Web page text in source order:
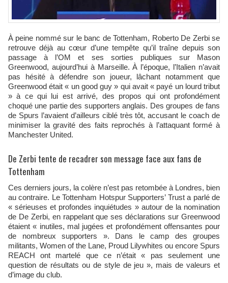
À peine nommé sur le banc de Tottenham, Roberto De Zerbi se
retrouve déjà au cœur d’une tempête qu’il traîne depuis son
passage à l’OM et ses sorties publiques sur Mason
Greenwood, aujourd’hui à Marseille. À l’époque, l’Italien n’avait
pas hésité à défendre son joueur, lâchant notamment que
Greenwood était « un good guy » qui avait « payé un lourd tribut
» à ce qui lui est arrivé, des propos qui ont profondément
choqué une partie des supporters anglais. Des groupes de fans
de Spurs l’avaient d’ailleurs ciblé très tôt, accusant le coach de
minimiser la gravité des faits reprochés à l’attaquant formé à
Manchester United.
De Zerbi tente de recadrer son message face aux fans de
Tottenham
Ces derniers jours, la colère n’est pas retombée à Londres, bien
au contraire. Le Tottenham Hotspur Supporters’ Trust a parlé de
« sérieuses et profondes inquiétudes » autour de la nomination
de De Zerbi, en rappelant que ses déclarations sur Greenwood
étaient « inutiles, mal jugées et profondément offensantes pour
de nombreux supporters ». Dans le camp des groupes
militants, Women of the Lane, Proud Lilywhites ou encore Spurs
REACH ont martelé que ce n’était « pas seulement une
question de résultats ou de style de jeu », mais de valeurs et
d’image du club.